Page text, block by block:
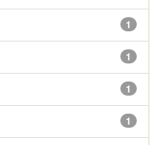
1
1
1
1